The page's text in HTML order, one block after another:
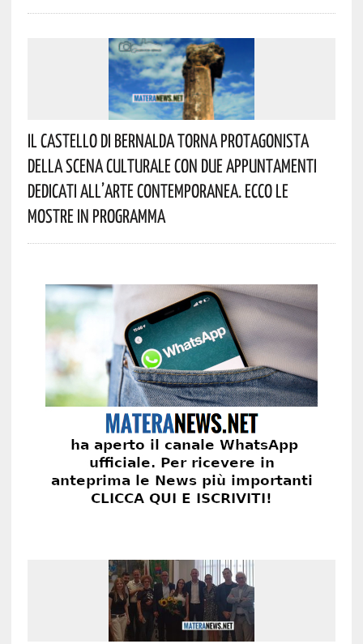
Il Castello Di Bernalda Torna Protagonista
Della Scena Culturale Con Due Appuntamenti
Dedicati All’arte Contemporanea. Ecco Le
Mostre In Programma